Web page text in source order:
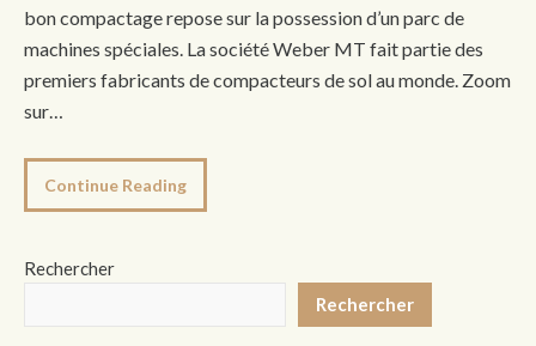
bon compactage repose sur la possession d’un parc de
machines spéciales. La société Weber MT fait partie des
premiers fabricants de compacteurs de sol au monde. Zoom
sur…
Continue Reading
Rechercher
Rechercher